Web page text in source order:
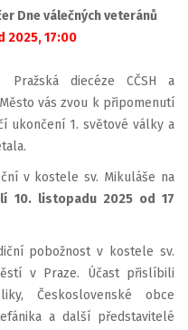
Dne válečných veteránů
2025, 17:00
Pražská diecéze CČSH a
vás zvou k připomenutí
ukončení 1. světové války a
v kostele sv. Mikuláše na
10. listopadu 2025 od 17
pobožnost v kostele sv.
v Praze. Účast přislíbili
Československé obce
a další představitelé